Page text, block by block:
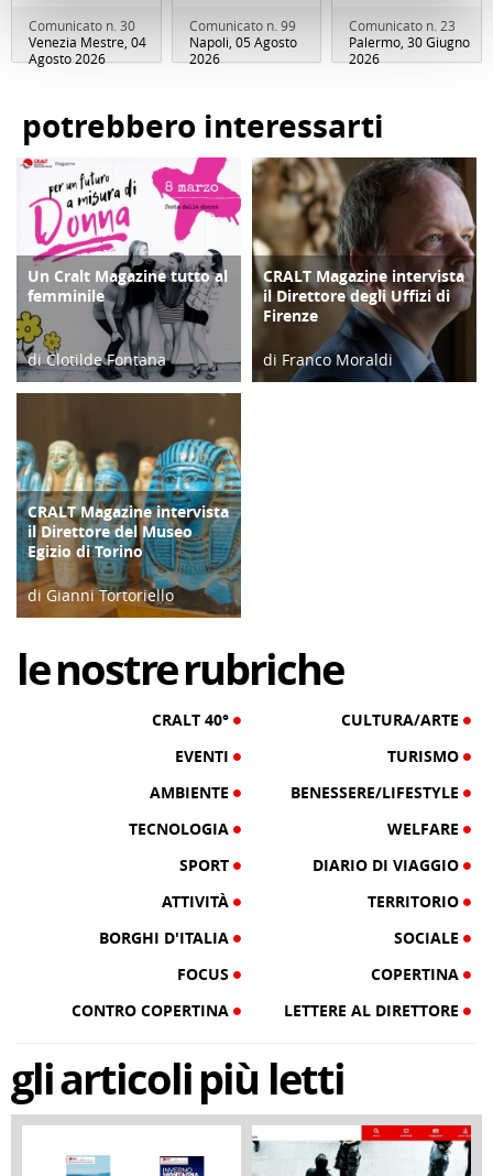
Comunicato n. 30
Venezia Mestre, 04
Agosto 2026
Comunicato n. 99
Napoli, 05 Agosto
2026
Comunicato n. 23
Palermo, 30 Giugno
2026
potrebbero interessarti
COPERTINA
Un Cralt Magazine tutto al
femminile
di Clotilde Fontana
28/02/23
COPERTINA
CRALT Magazine intervista
il Direttore degli Uffizi di
Firenze
di Franco Moraldi
COPERTINA
CRALT Magazine intervista
il Direttore del Museo
Egizio di Torino
di Gianni Tortoriello
lenostrerubriche
CRALT 40°
CULTURA/ARTE
EVENTI
TURISMO
AMBIENTE
BENESSERE/LIFESTYLE
TECNOLOGIA
WELFARE
SPORT
DIARIO DI VIAGGIO
ATTIVITÀ
TERRITORIO
BORGHI D'ITALIA
SOCIALE
FOCUS
COPERTINA
CONTRO COPERTINA
LETTERE AL DIRETTORE
gliarticolipiù letti